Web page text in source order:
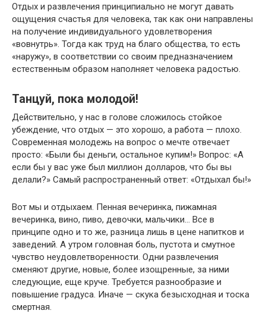
Отдых и развлечения принципиально не могут давать
ощущения счастья для человека, так как они направлены
на получение индивидуального удовлетворения
«вовнутрь». Тогда как труд на благо общества, то есть
«наружу», в соответствии со своим предназначением
естественным образом наполняет человека радостью.
Танцуй, пока молодой!
Действительно, у нас в голове сложилось стойкое
убеждение, что отдых — это хорошо, а работа — плохо.
Современная молодежь на вопрос о мечте отвечает
просто: «Были бы деньги, остальное купим!» Вопрос: «А
если бы у вас уже был миллион долларов, что бы вы
делали?» Самый распространенный ответ: «Отдыхал бы!»
Вот мы и отдыхаем. Пенная вечеринка, пижамная
вечеринка, вино, пиво, девочки, мальчики… Все в
принципе одно и то же, разница лишь в цене напитков и
заведений. А утром головная боль, пустота и смутное
чувство неудовлетворенности. Одни развлечения
сменяют другие, новые, более изощренные, за ними
следующие, еще круче. Требуется разнообразие и
повышение градуса. Иначе — скука безысходная и тоска
смертная.